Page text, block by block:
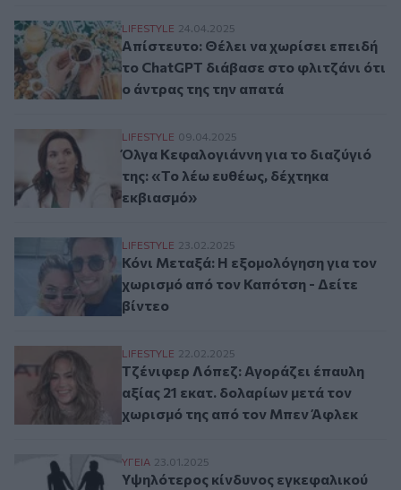
Απίστευτο: Θέλει να χωρίσει επειδή το
LIFESTYLE 24.04.2025
Απίστευτο: Θέλει να χωρίσει επειδή
το ChatGPT διάβασε στο φλιτζάνι ότι
ο άντρας της την απατά
Όλγα Κεφαλογιάννη για το διαζύγιό
LIFESTYLE 09.04.2025
Όλγα Κεφαλογιάννη για το διαζύγιό
της: «Το λέω ευθέως, δέχτηκα
εκβιασμό»
Κόνι Μεταξά: Η εξομολόγηση για τον
LIFESTYLE 23.02.2025
Κόνι Μεταξά: Η εξομολόγηση για τον
χωρισμό από τον Καπότση - Δείτε
βίντεο
Τζένιφερ Λόπεζ: Αγοράζει έπαυλη αξίας
LIFESTYLE 22.02.2025
Τζένιφερ Λόπεζ: Αγοράζει έπαυλη
αξίας 21 εκατ. δολαρίων μετά τον
χωρισμό της από τον Μπεν Άφλεκ
Υψηλότερος κίνδυνος εγκεφαλικού
ΥΓΕΙΑ 23.01.2025
Υψηλότερος κίνδυνος εγκεφαλικού